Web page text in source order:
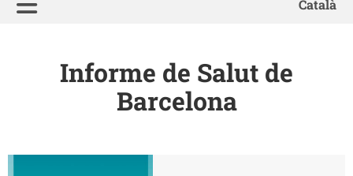
Català
Informe de Salut de
Barcelona